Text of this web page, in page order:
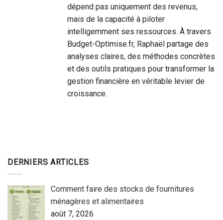
dépend pas uniquement des revenus,
mais de la capacité à piloter
intelligemment ses ressources. À travers
Budget-Optimise.fr, Raphaël partage des
analyses claires, des méthodes concrètes
et des outils pratiques pour transformer la
gestion financière en véritable levier de
croissance.
DERNIERS ARTICLES
Comment faire des stocks de fournitures
ménagères et alimentaires
août 7, 2026